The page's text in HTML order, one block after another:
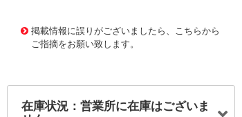
掲載情報に誤りがございましたら、こちらから
ご指摘をお願い致します。
在庫状況：営業所に在庫はございま